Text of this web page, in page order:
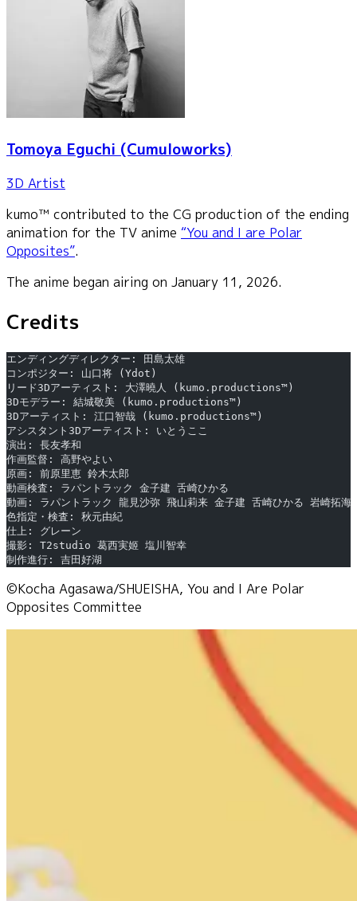
Tomoya Eguchi (Cumuloworks)
3D Artist
kumo™ contributed to the CG production of the ending
animation for the TV anime “You and I are Polar
Opposites”.
The anime began airing on January 11, 2026.
Credits
エンディングディレクター: 田島太雄
コンポジター: 山口将 (Ydot)
リード3Dアーティスト: 大澤曉人 (kumo.productions™)
3Dモデラー: 結城敬美 (kumo.productions™)
3Dアーティスト: 江口智哉 (kumo.productions™)
アシスタント3Dアーティスト: いとうここ
演出: 長友孝和
作画監督: 高野やよい
原画: 前原里恵 鈴木太郎
動画検査: ラパントラック 金子建 舌崎ひかる
動画: ラパントラック 龍見沙弥 飛山莉来 金子建 舌崎ひかる 岩崎拓海
色指定・検査: 秋元由紀
仕上: グレーン
撮影: T2studio 葛西実姬 塩川智幸
制作進行: 吉田好湖
©Kocha Agasawa/SHUEISHA, You and I Are Polar
Opposites Committee